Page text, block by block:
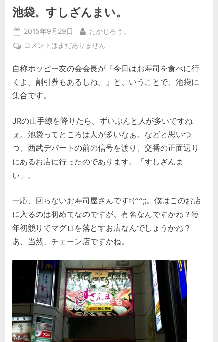
池袋。すしざんまい。
Posted
on
2015年9月29日 By
たかじろう。
池
す
し
ん
い。
へ
の
コメントはまだありません
自称ホッピー友の会会長が『今日はお寿司を食べに行
くよ。割引券もあるしね。』と、いうことで、池袋に
集合です。
JRの山手線を降りたら、ずいぶんと人が多いですね
ぇ。池袋ってところは人が多いなぁ。などと思いつ
つ、西武デパートの前の信号を渡り、交番の正面辺り
にあるお店に行ったのであります。「すしざんま
い」。
一応、回らないお寿司屋さんですf(^^;;。僕はこのお店
に入るのは初めてなのですが、有名なんですかね？毎
年初競りでマグロを落とすお店なんでしょうかね？
あ、当然、チェーン店ですかね。